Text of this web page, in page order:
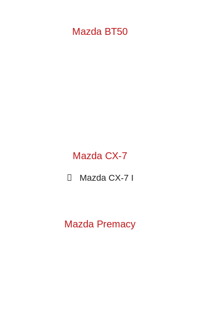
Mazda BT50
Mazda CX-7
Mazda CX-7 I
Mazda Premacy